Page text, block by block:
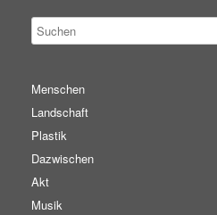
Menschen
Landschaft
Plastik
Dazwischen
Akt
Musik